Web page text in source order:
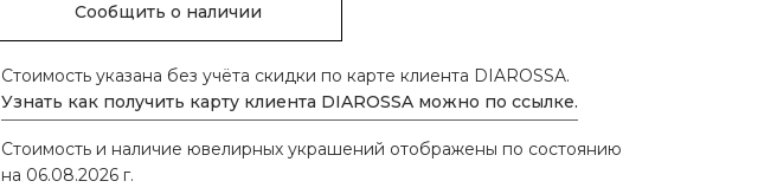
Сообщить о наличии
Стоимость указана без учёта скидки по карте клиента DIAROSSA.
Узнать как получить карту клиента DIAROSSA можно по ссылке.
Стоимость и наличие ювелирных украшений отображены по состоянию
на 06.08.2026 г.